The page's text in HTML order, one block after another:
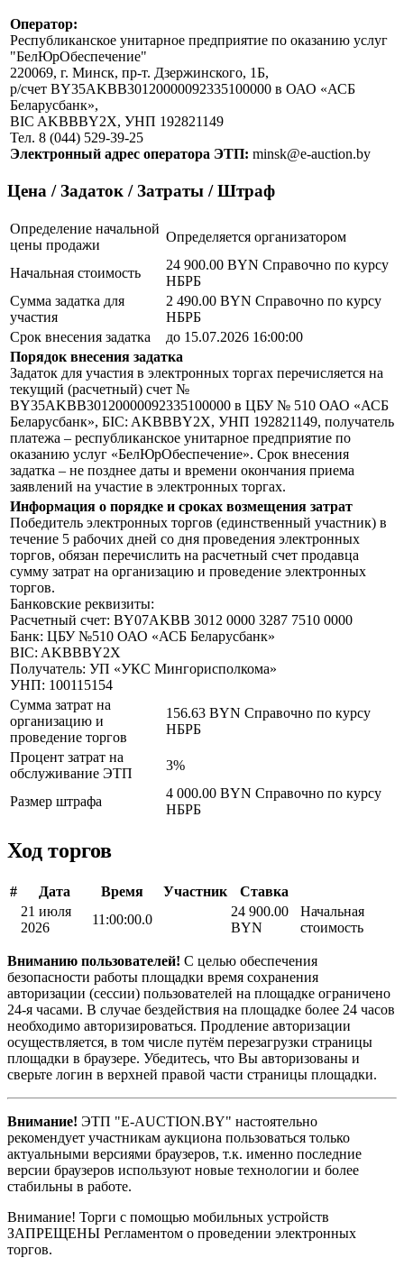
Оператор:
Республиканское унитарное предприятие по оказанию услуг
"БелЮрОбеспечение"
220069, г. Минск, пр-т. Дзержинского, 1Б,
р/счет BY35AKBB30120000092335100000 в ОАО «АСБ
Беларусбанк»,
BIC AKBBBY2X, УНП 192821149
Тел. 8 (044) 529-39-25
Электронный адрес оператора ЭТП: minsk@e-auction.by
Цена / Задаток / Затраты / Штраф
Определение начальной
цены продажи
Определяется организатором
Начальная стоимость
24 900.00 BYN Справочно по курсу
НБРБ
Сумма задатка для
участия
2 490.00 BYN Справочно по курсу
НБРБ
Срок внесения задатка
до 15.07.2026 16:00:00
Порядок внесения задатка
Задаток для участия в электронных торгах перечисляется на
текущий (расчетный) счет №
BY35AKBB30120000092335100000 в ЦБУ № 510 ОАО «АСБ
Беларусбанк», БIC: AKBBBY2X, УНП 192821149, получатель
платежа – республиканское унитарное предприятие по
оказанию услуг «БелЮрОбеспечение». Срок внесения
задатка – не позднее даты и времени окончания приема
заявлений на участие в электронных торгах.
Информация о порядке и сроках возмещения затрат
Победитель электронных торгов (единственный участник) в
течение 5 рабочих дней со дня проведения электронных
торгов, обязан перечислить на расчетный счет продавца
сумму затрат на организацию и проведение электронных
торгов.
Банковские реквизиты:
Расчетный счет: BY07AKBB 3012 0000 3287 7510 0000
Банк: ЦБУ №510 ОАО «АСБ Беларусбанк»
BIC: AKBBBY2X
Получатель: УП «УКС Мингорисполкома»
УНП: 100115154
Сумма затрат на
организацию и
проведение торгов
156.63 BYN Справочно по курсу
НБРБ
Процент затрат на
обслуживание ЭТП
3%
Размер штрафа
4 000.00 BYN Справочно по курсу
НБРБ
Ход торгов
# Дата Время Участник
Ставка
21 июля
2026
11:00:00.0
24 900.00
BYN
Начальная
стоимость
Вниманию пользователей! С целью обеспечения
безопасности работы площадки время сохранения
авторизации (сессии) пользователей на площадке ограничено
24-я часами. В случае бездействия на площадке более 24 часов
необходимо авторизироваться. Продление авторизации
осуществляется, в том числе путём перезагрузки страницы
площадки в браузере. Убедитесь, что Вы авторизованы и
сверьте логин в верхней правой части страницы площадки.
Внимание! ЭТП "E-AUCTION.BY" настоятельно
рекомендует участникам аукциона пользоваться только
актуальными версиями браузеров, т.к. именно последние
версии браузеров используют новые технологии и более
стабильны в работе.
Внимание! Торги с помощью мобильных устройств
ЗАПРЕЩЕНЫ Регламентом о проведении электронных
торгов.